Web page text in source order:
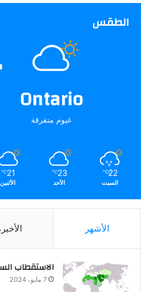
الطقس
Ontario
غيوم متفرقة
22
℃
السبت
23
℃
الأحد
21
℃
الأثنين
الأشهر
الاستقطاب
7 مايو، 2024